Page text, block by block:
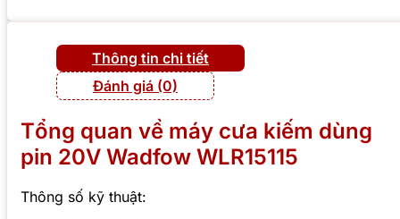
Thông tin chi tiết
Đánh giá (0)
Tổng quan về máy cưa kiếm dùng
pin 20V Wadfow WLR15115
Thông số kỹ thuật: